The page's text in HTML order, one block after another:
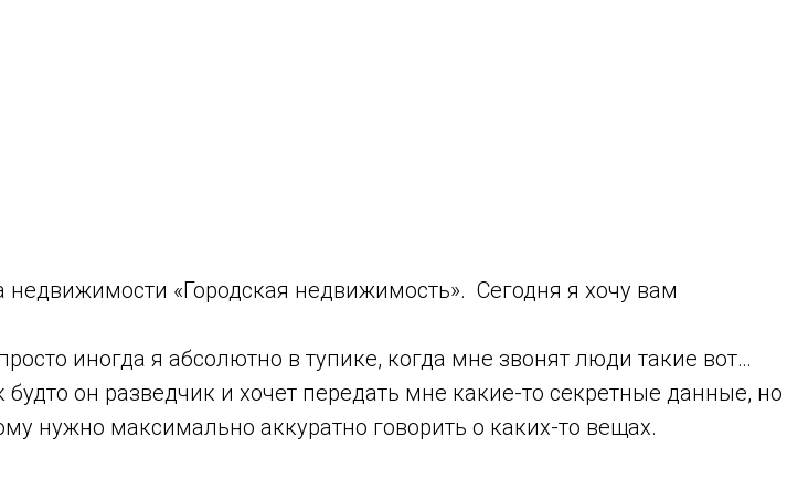
недвижимости «Городская недвижимость». Сегодня я хочу вам
иногда я абсолютно в тупике, когда мне звонят люди такие вот…
будто он разведчик и хочет передать мне какие-то секретные данные, но
нужно максимально аккуратно говорить о каких-то вещах.